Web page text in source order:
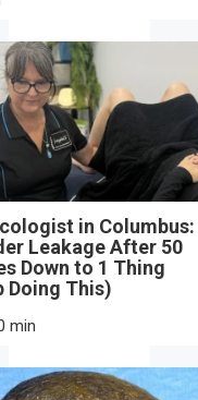
in Columbus:
Leakage After 50
Down to 1 Thing
Doing This)
min